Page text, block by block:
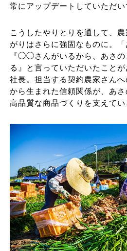
常にアップデートしていただい
こうしたやりとりを通して、
がりはさらに強固なものに。「
『◯◯さんがいるから、あさの
る』と言っていただいたこと
社長。担当する契約農家さん
から生まれた信頼関係が、あ
高品質な商品づくりを支えてい